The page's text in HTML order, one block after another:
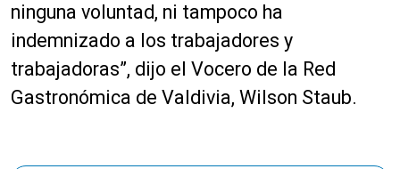
ninguna voluntad, ni tampoco ha
indemnizado a los trabajadores y
trabajadoras”, dijo el Vocero de la Red
Gastronómica de Valdivia, Wilson Staub.